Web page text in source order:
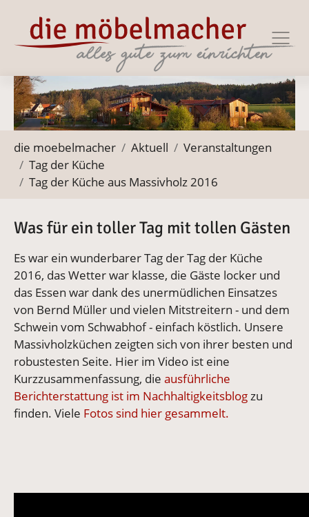
Zur Haupt-Navigation springen
Zum Hauptinhalt springen
Zum Footer springen
die moebelmacher Aktuell
Veranstaltungen
Tag der Küche
Tag der Küche aus Massivholz 2016
Was für ein toller Tag mit tollen Gästen
Es war ein wunderbarer Tag der Tag der Küche
2016, das Wetter war klasse, die Gäste locker und
das Essen war dank des unermüdlichen Einsatzes
von Bernd Müller und vielen Mitstreitern - und dem
Schwein vom Schwabhof - einfach köstlich. Unsere
Massivholzküchen zeigten sich von ihrer besten und
robustesten Seite. Hier im Video ist eine
Kurzzusammenfassung, die ausführliche
Berichterstattung ist im Nachhaltigkeitsblogzu
finden. Viele Fotos sind hier gesammelt.